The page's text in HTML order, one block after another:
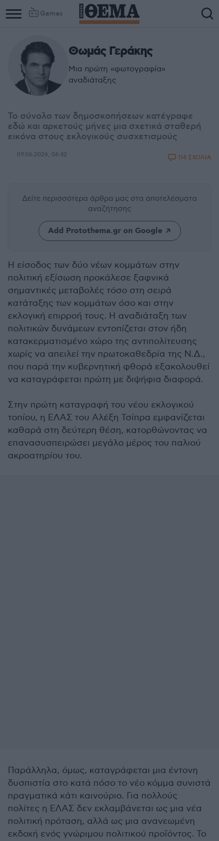
Games
Θωμάς Γεράκης
Μια πρώτη «φωτογραφία»
αναδιάταξης
Το σύνολο των δημοσκοπήσεων κατέγραφε
εδώ και αρκετούς μήνες μια σχετικά σταθερή
εικόνα στους εκλογικούς συσχετισμούς
09.06.2026, 06:42 114 ΣΧΟΛΙΑ
Δείτε περισσότερα άρθρα μας στα αποτελέσματα
αναζήτησης
Add Protothema.gr on Google
Η είσοδος των δύο νέων κομμάτων στην
πολιτική εξίσωση προκάλεσε ξαφνικά
σημαντικές μεταβολές τόσο στη σειρά
κατάταξης των κομμάτων όσο και στην
εκλογική επιρροή τους. Η αναδιάταξη των
πολιτικών δυνάμεων εντοπίζεται στον ήδη
κατακερματισμένο χώρο της αντιπολίτευσης
χωρίς να απειλεί την πρωτοκαθεδρία της Ν.Δ.,
που παρά την κυβερνητική φθορά εξακολουθεί
να καταγράφεται πρώτη με διψήφια διαφορά.
Στην πρώτη καταγραφή του νέου εκλογικού
τοπίου, η ΕΛΑΣ του Αλέξη Τσίπρα εμφανίζεται
καθαρά στη δεύτερη θέση, κατορθώνοντας να
επανασυσπειρώσει μεγάλο μέρος του παλιού
ακροατηρίου του.
Παράλληλα, όμως, καταγράφεται μια έντονη
δυσπιστία στο κατά πόσο το νέο κόμμα συνιστά
πραγματικά κάτι καινούριο. Για πολλούς
πολίτες η ΕΛΑΣ δεν εκλαμβάνεται ως μια νέα
πολιτική πρόταση, αλλά ως μια ανανεωμένη
εκδοχή ενός γνώριμου πολιτικού προϊόντος. Το